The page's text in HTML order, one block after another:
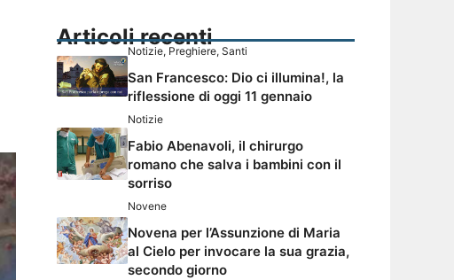
Articoli recenti
Notizie, Preghiere, Santi
San Francesco: Dio ci illumina!, la
riflessione di oggi 11 gennaio
Notizie
Fabio Abenavoli, il chirurgo
romano che salva i bambini con il
sorriso
Novene
Novena per l’Assunzione di Maria
al Cielo per invocare la sua grazia,
secondo giorno